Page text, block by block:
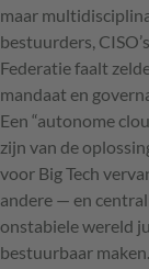
maar
bestuurders,
Federatie faalt
mandaat en
Een “autonome
zijn van de
voor Big Tech
andere — en
onstabiele wereld
bestuurbaar maken.